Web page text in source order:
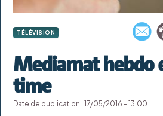
TÉLÉVISION
Mediamat hebdo
time
Date de publication : 17/05/2016 - 13:00